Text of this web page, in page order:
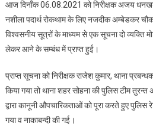
आज दिनाँक 06.08.2021 को निरीक्षक अजय
नशीला पदार्थ रोकथाम के लिए नजदीक अम्बेडकर
विश्वसनीय सूत्रों के माध्यम से एक सूचना दो व्यक्ति
लेकर आने के सम्बंध में प्राप्त हुई।
प्राप्त सूचना को निरीक्षक राजेश कुमार, थाना
किया गया तो थाना शहर सोहना की पुलिस टीम
द्वारा कानूनी औपचारिकताओं को पूरा करते हुए पुलिस
गया व नाकाबन्दी की गई।